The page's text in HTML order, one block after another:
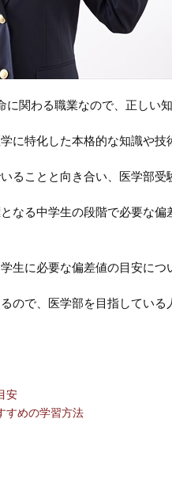
に関わる職業なので、正しい
に特化した本格的な知識や技
ることと向き合い、医学部
なる中学生の段階で必要な
生に必要な偏差値の目安につ
ので、医学部を目指している
安
すめの学習方法